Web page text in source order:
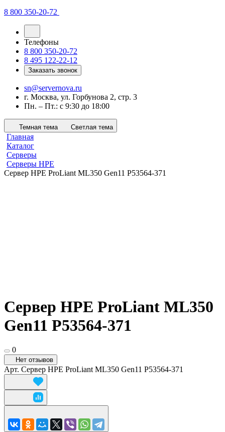
8 800 350-20-72
Телефоны
8 800 350-20-72
8 495 122-22-12
Заказать звонок
sn@servernova.ru
г. Москва, ул. Горбунова 2, стр. 3
Пн. – Пт.: с 9:30 до 18:00
Темная тема Светлая тема
Главная
Каталог
Серверы
Серверы HPE
Сервер HPE ProLiant ML350 Gen11 P53564-371
Сервер HPE ProLiant ML350
Gen11 P53564-371
0
Нет отзывов
Арт. Сервер HPE ProLiant ML350 Gen11 P53564-371